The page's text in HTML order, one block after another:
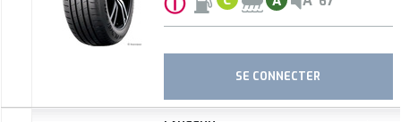
SE CONNECTER